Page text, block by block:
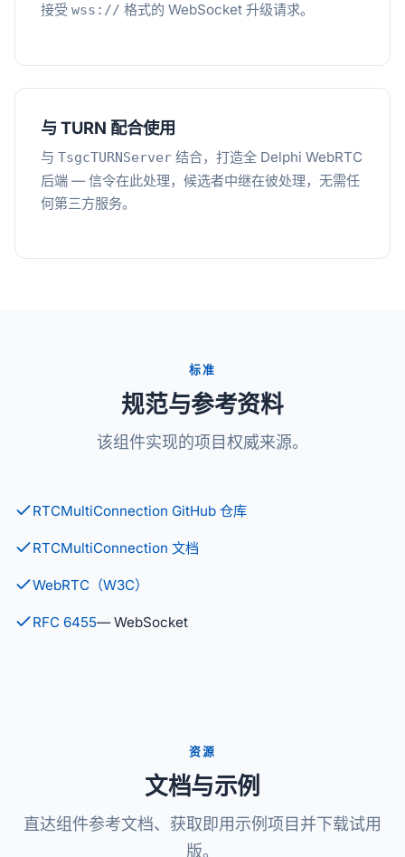
接受 wss:// 格式的 WebSocket 升级请求。
与 TURN 配合使用
与 TsgcTURNServer 结合，打造全 Delphi WebRTC
后端 — 信令在此处理，候选者中继在彼处理，无需任
何第三方服务。
标准
规范与参考资料
该组件实现的项目权威来源。
RTCMultiConnection GitHub 仓库
RTCMultiConnection 文档
WebRTC（W3C）
RFC 6455— WebSocket
资源
文档与示例
直达组件参考文档、获取即用示例项目并下载试用
版。